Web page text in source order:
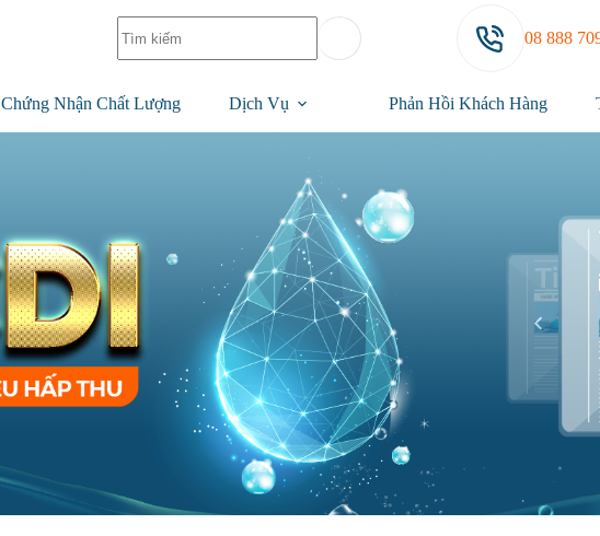
08 888
Chứng Nhận Chất Lượng Dịch Vụ Phản Hồi Khách Hàng